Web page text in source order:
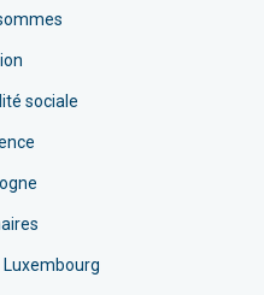
sociale
Luxembourg